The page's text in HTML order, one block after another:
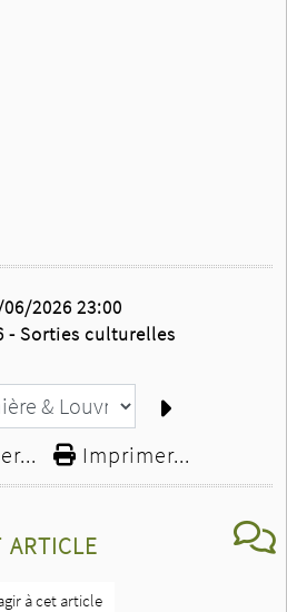
2026 23:00
-Sorties culturelles
Imprimer...
article
à cet article